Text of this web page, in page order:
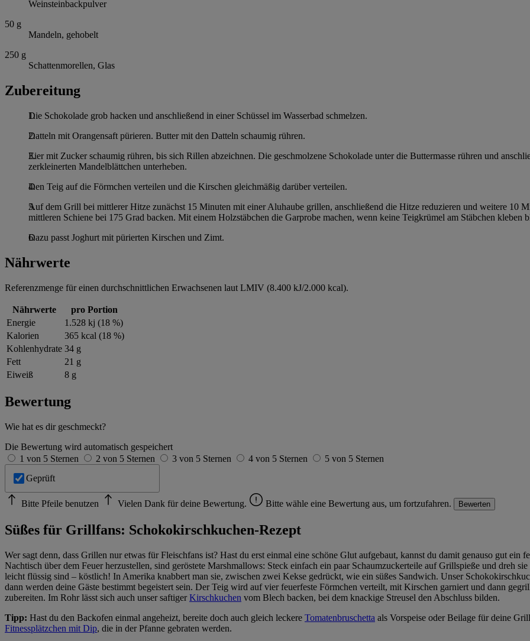
Weinsteinbackpulver
50 g
Mandeln, gehobelt
250 g
Schattenmorellen, Glas
Zubereitung
Die Schokolade grob hacken und anschließend in einer Schüssel im Wasserbad schmelzen.
Datteln mit Orangensaft pürieren. Butter mit den Datteln schaumig rühren.
Eier mit Zucker schaumig rühren, bis sich Rillen abzeichnen. Die geschmolzene Schokolade unter die Buttermasse rühren und
zerkleinerten Mandelblättchen unterheben.
Den Teig auf die Förmchen verteilen und die Kirschen gleichmäßig darüber verteilen.
Auf dem Grill bei mittlerer Hitze zunächst 15 Minuten mit einer Aluhaube grillen, anschließend die Hitze reduzieren und weitere 10
mittleren Schiene bei 175 Grad backen. Mit einem Holzstäbchen die Garprobe machen, wenn keine Teigkrümel am Stäbchen kleben
Dazu passt Joghurt mit pürierten Kirschen und Zimt.
Nährwerte
Referenzmenge für einen durchschnittlichen Erwachsenen laut LMIV (8.400 kJ/2.000 kcal).
Nährwerte
pro Portion
Energie
1.528 kj (18 %)
Kalorien
365 kcal (18 %)
Kohlenhydrate 34 g
Fett
21 g
Eiweiß
8 g
Bewertung
Wie hat es dir geschmeckt?
Die Bewertung wird automatisch gespeichert
1 von 5 Sternen
2 von 5 Sternen 3 von 5 Sternen 4 von 5 Sternen
5 von 5 Sternen
Geprüft
Bitte Pfeile benutzen Vielen Dank für deine Bewertung. Bitte wähle eine Bewertung aus, um fortzufahren. Bewerten
Süßes für Grillfans: Schokokirschkuchen-Rezept
Wer sagt denn, dass Grillen nur etwas für Fleischfans ist? Hast du erst einmal eine schöne Glut aufgebaut, kannst du damit genauso gut ein
Nachtisch über dem Feuer herzustellen, sind geröstete Marshmallows: Steck einfach ein paar Schaumzuckerteile auf Grillspieße und dreh
leicht flüssig sind – köstlich! In Amerika knabbert man sie, zwischen zwei Kekse gedrückt, wie ein süßes Sandwich. Unser
dann werden deine Gäste bestimmt begeistert sein. Der Teig wird auf vier feuerfeste Förmchen verteilt, mit Kirschen garniert und dann
zubereiten. Im Rohr lässt sich auch unser saftigerKirschkuchen vom Blech backen, bei dem knackige Streusel den Abschluss bilden.
Tipp: Hast du den Backofen einmal angeheizt, bereite doch auch gleich leckere Tomatenbruschetta als Vorspeise oder Beilage für deine
Fitnessplätzchen mit Dip, die in der Pfanne gebraten werden.